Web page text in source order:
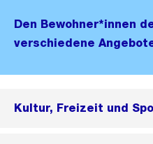
Den Bewohner*innen
verschiedene
Kultur, Freizeit und